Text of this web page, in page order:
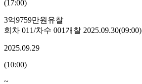
(17:00)
3억9759만원 유찰
회차 011/차수 001개찰 2025.09.30(09:00)
2025.09.29
(10:00)
~